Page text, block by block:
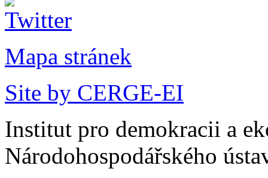
Mapa stránek
Site by CERGE-EI
Institut pro demokracii a
Národohospodářského